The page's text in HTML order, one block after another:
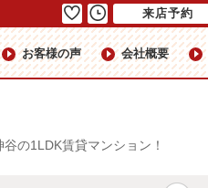
お客様の声 会社概要
の1LDK賃貸マンション！
来店予約